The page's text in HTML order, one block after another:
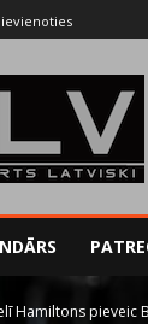
Hamiltons pieveic